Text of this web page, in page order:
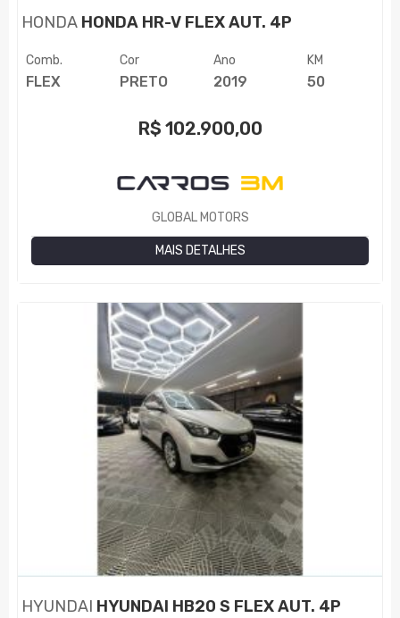
HONDA HONDA HR-V FLEX AUT. 4P
Comb.
FLEX
Cor
PRETO
Ano
2019
KM
50
R$ 102.900,00
GLOBAL MOTORS
MAIS DETALHES
HYUNDAI HYUNDAI HB20 S FLEX AUT. 4P